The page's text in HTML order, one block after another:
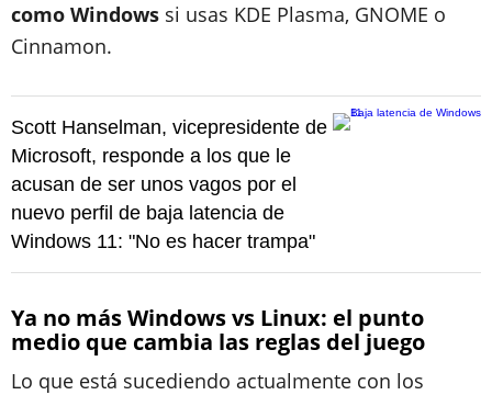
como Windows si usas KDE Plasma, GNOME o
Cinnamon.
Scott Hanselman, vicepresidente de
Microsoft, responde a los que le
acusan de ser unos vagos por el
nuevo perfil de baja latencia de
Windows 11: "No es hacer trampa"
Ya no más Windows vs Linux: el punto
medio que cambia las reglas del juego
Lo que está sucediendo actualmente con los